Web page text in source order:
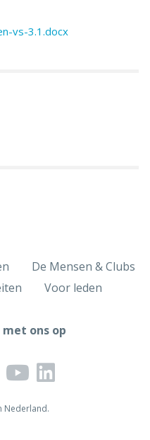
vs-3.1.docx
De Mensen & Clubs
Voor leden
ons op
Nederland.